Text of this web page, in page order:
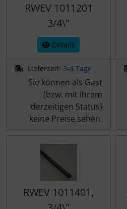
RWEV 1011201
3/4\"
Details
Lieferzeit: 3-4 Tage
Sie können als Gast
(bzw. mit Ihrem
derzeitigen Status)
keine Preise sehen.
RWEV 1011401,